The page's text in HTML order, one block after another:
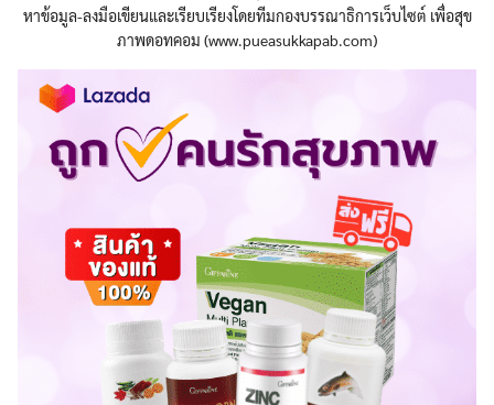
หาข้อมูล-ลงมือเขียนและเรียบเรียงโดยทีมกองบรรณาธิการเว็บไซต์ เพื่อสุข
ภาพดอทคอม (www.pueasukkapab.com)